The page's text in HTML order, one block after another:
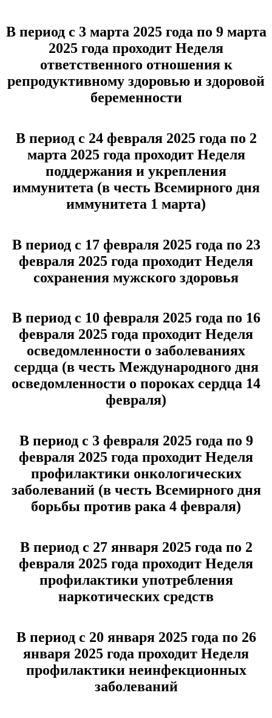
В период с 3 марта 2025 года по 9 марта
2025 года проходит Неделя
ответственного отношения к
репродуктивному здоровью и здоровой
беременности
В период с 24 февраля 2025 года по 2
марта 2025 года проходит Неделя
поддержания и укрепления
иммунитета (в честь Всемирного дня
иммунитета 1 марта)
В период с 17 февраля 2025 года по 23
февраля 2025 года проходит Неделя
сохранения мужского здоровья
В период с 10 февраля 2025 года по 16
февраля 2025 года проходит Неделя
осведомленности о заболеваниях
сердца (в честь Международного дня
осведомленности о пороках сердца 14
февраля)
В период с 3 февраля 2025 года по 9
февраля 2025 года проходит Неделя
профилактики онкологических
заболеваний (в честь Всемирного дня
борьбы против рака 4 февраля)
В период с 27 января 2025 года по 2
февраля 2025 года проходит Неделя
профилактики употребления
наркотических средств
В период с 20 января 2025 года по 26
января 2025 года проходит Неделя
профилактики неинфекционных
заболеваний